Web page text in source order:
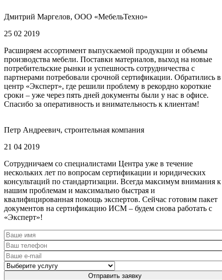
Дмитрий Маргелов, ООО «МебельТехно»
25 02 2019
Расширяем ассортимент выпускаемой продукции и объемы
производства мебели. Поставки материалов, выход на новые
потребительские рынки и успешность сотрудничества с
партнерами потребовали срочной сертификации. Обратились в
центр «Эксперт», где решили проблему в рекордно короткие
сроки – уже через пять дней документы были у нас в офисе.
Спасибо за оперативность и внимательность к клиентам!
Петр Андреевич, строительная компания
21 04 2019
Сотрудничаем со специалистами Центра уже в течение
нескольких лет по вопросам сертификации и юридических
консультаций по стандартизации. Всегда максимум внимания к
нашим проблемам и максимально быстрая и
квалифицированная помощь экспертов. Сейчас готовим пакет
документов на сертификацию ИСМ – будем снова работать с
«Эксперт»!